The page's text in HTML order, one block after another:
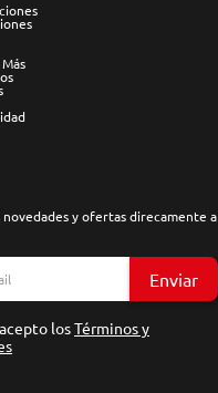
novedades y ofertas direcamente a
Enviar
losTérminos y